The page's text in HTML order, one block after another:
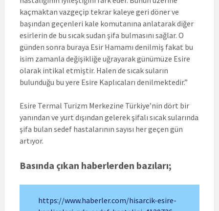
kaçmaktan vazgeçip tekrar kaleye geri döner ve
başından geçenleri kale komutanına anlatarak diğer
esirlerin de bu sıcak sudan şifa bulmasını sağlar. O
günden sonra buraya Esir Hamamı denilmiş fakat bu
isim zamanla değişikliğe uğrayarak günümüze Esire
olarak intikal etmiştir. Halen de sıcak suların
bulunduğu bu yere Esire Kaplıcaları denilmektedir.”
Esire Termal Turizm Merkezine Türkiye’nin dört bir
yanından ve yurt dışından gelerek şifalı sıcak sularında
şifa bulan sedef hastalarının sayısı her geçen gün
artıyor.
Basında çıkan haberlerden bazıları;
https://www.haberler.com/hisarcik-esire-